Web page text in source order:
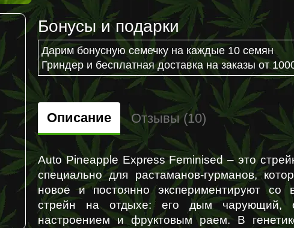
Бонусы и подарки
Дарим бонусную семечку на каждые 10 семян
Гриндер и бесплатная доставка на заказы от
Описание Отзывы (10)
Auto Pineapple Express Feminised – это
специально для растаманов-гурманов,
новое и постоянно экспериментируют со
стрейн на отдыхе: его дым чарующий,
настроением и фруктовым раем. В